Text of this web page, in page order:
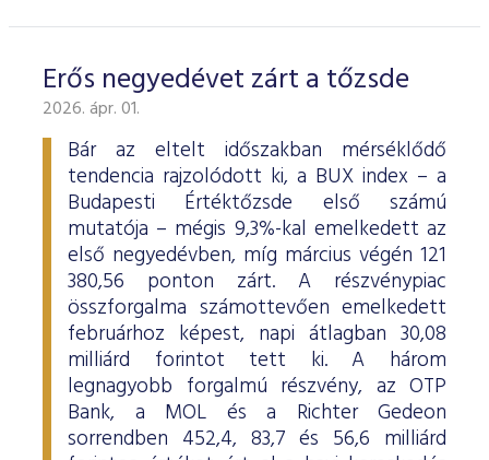
Erős negyedévet zárt a tőzsde
2026. ápr. 01.
Bár az eltelt időszakban mérséklődő
tendencia rajzolódott ki, a BUX index – a
Budapesti Értéktőzsde első számú
mutatója – mégis 9,3%-kal emelkedett az
első negyedévben, míg március végén 121
380,56 ponton zárt. A részvénypiac
összforgalma számottevően emelkedett
februárhoz képest, napi átlagban 30,08
milliárd forintot tett ki. A három
legnagyobb forgalmú részvény, az OTP
Bank, a MOL és a Richter Gedeon
sorrendben 452,4, 83,7 és 56,6 milliárd